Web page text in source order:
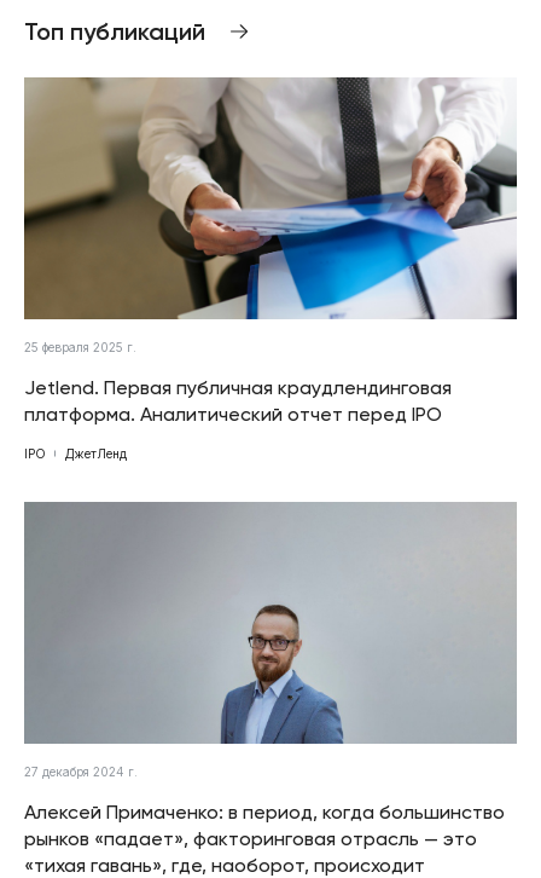
Топ публикаций
25 февраля 2025 г.
Jetlend. Первая публичная краудлендинговая
платформа. Аналитический отчет перед IPO
IPO ДжетЛенд
27 декабря 2024 г.
Алексей Примаченко: в период, когда большинство
рынков «падает», факторинговая отрасль — это
«тихая гавань», где, наоборот, происходит